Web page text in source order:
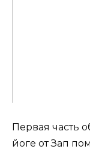
Первая часть
йоге от Зап